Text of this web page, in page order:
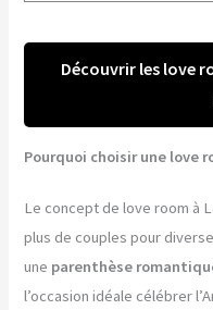
Découvrir les love
Pourquoi choisir une love
Le concept de love room à
plus de couples pour
une parenthèse
l’occasion idéale célébrer